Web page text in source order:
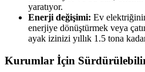
yaratıyor.
Enerji değişimi: Ev
enerjiye dönüştürmek veya
ayak izinizi yıllık 1.5 tona
Kurumlar İçin